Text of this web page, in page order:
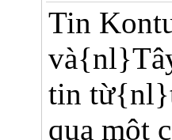
Tin
tin
qua một